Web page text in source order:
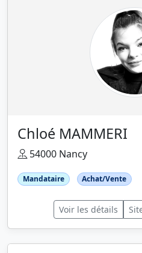
Chloé MAMMERI
54000 Nancy
Mandataire Achat/Vente
Voir les détails